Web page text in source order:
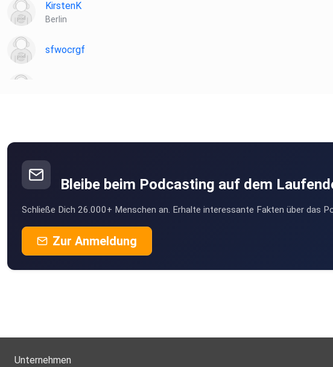
KirstenK
Berlin
sfwocrgf
Bleibe beim Podcasting auf dem
Schließe Dich 26.000+ Menschen an. Erhalte interessante Fakten über das
Zur Anmeldung
Unternehmen